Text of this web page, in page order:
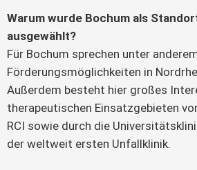
Warum wurde Bochum als
ausgewählt?
Für Bochum sprechen unter
Förderungsmöglichkeiten in
Außerdem besteht hier großes
therapeutischen Einsatzgebieten
RCI sowie durch die
der weltweit ersten Unfallklinik.